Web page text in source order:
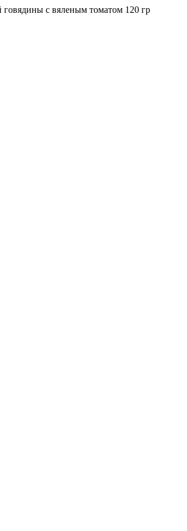
с вяленым томатом 120 гр